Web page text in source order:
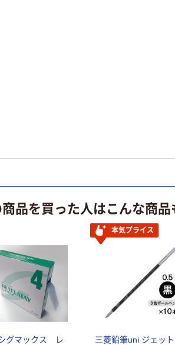
商品を買った人はこんな商
グマックス レ
本気プライス
三菱鉛筆uni ジェット